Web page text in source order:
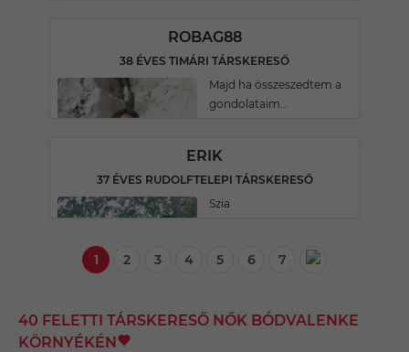
ROBAG88
38 ÉVES TIMÁRI TÁRSKERESŐ
Majd ha összeszedtem a
gondolataim...
ERIK
37 ÉVES RUDOLFTELEPI TÁRSKERESŐ
Szia
1 2 3 4 5 6 7
40 FELETTI TÁRSKERESŐ NŐK BÓDVALENKE
KÖRNYÉKÉN